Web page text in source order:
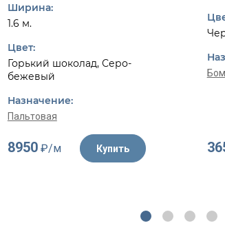
Ширина:
1.6 м.
Цвет:
Горький шоколад, Серо-
бежевый
Назначение:
Пальтовая
8950₽/м Купить